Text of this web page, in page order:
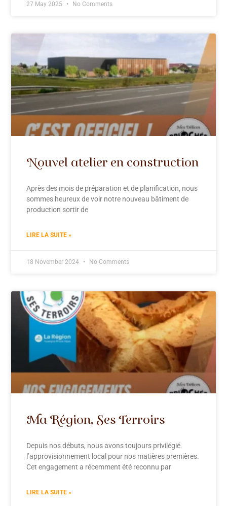
27 May 2025 No Comments
Nouvel atelier en construction
Après des mois de préparation et de planification, nous
sommes heureux de voir notre nouveau bâtiment de
production sortir de
LIRE LA SUITE »
18 November 2024 No Comments
Ma Région, Ses Terroirs
Depuis nos débuts, nous avons toujours privilégié
l’approvisionnement local pour nos matières premières.
Cet engagement a récemment été reconnu par
LIRE LA SUITE »